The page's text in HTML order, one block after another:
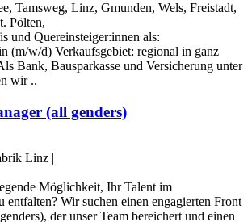
Tamsweg, Linz, Gmunden, Wels, Freistadt,
Pölten,
und Quereinsteiger:innen als:
(m/w/d) Verkaufsgebiet: regional in ganz
Bank, Bausparkasse und Versicherung unter
wir ..
(all genders)
Linz |
Möglichkeit, Ihr Talent im
entfalten? Wir suchen einen engagierten Front
der unser Team bereichert und einen